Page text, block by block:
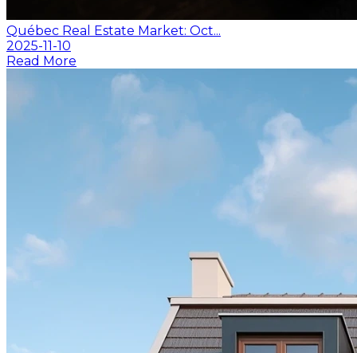
Québec Real Estate Market: Oct...
2025-11-10
Read More